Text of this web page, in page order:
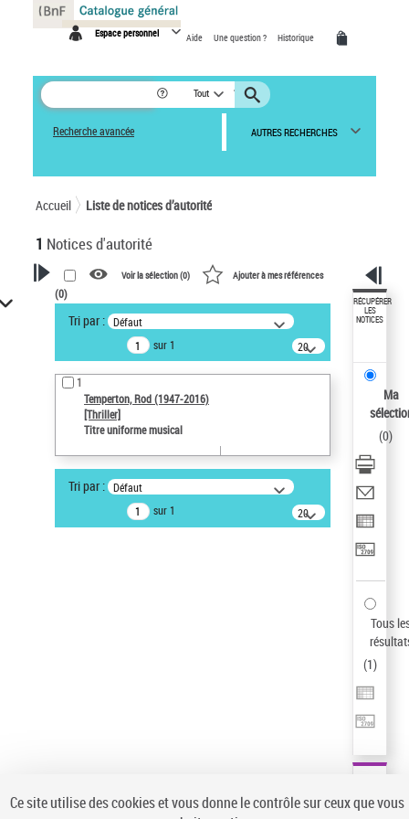
Espace personnel Aide Une question ? Historique
Tout
Recherche avancée AUTRES RECHERCHES
Accueil Liste de notices d’autorité
1 Notices d'autorité
VOTRE RECHERCHE
Recherche avancée dans les
notices d’autorité
Œuvres liées à l'auteur :
Temperton, Rod (1947-2016)
Type de notice d'autorité
Type de notice d'autorité
Voir la sélection (0) Ajouter à mes références
(0)
Tri par : Défaut
sur 1
20
résultats/page
1
Temperton, Rod (1947-2016)
[Thriller]
Titre uniforme musical
Tri par : Défaut
sur 1
20
résultats/page
RÉCUPÉRER
LES
NOTICES
Ma
(0)
Tous
(1)
Panneau de gestion des cookies
Ce site utilise des cookies et vous donne le contrôle sur ceux que vous